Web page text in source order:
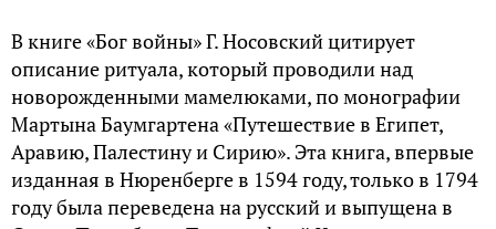
В книге «Бог войны» Г. Носовский цитирует
описание ритуала, который проводили над
новорожденными мамелюками, по монографии
Мартына Баумгартена «Путешествие в Египет,
Аравию, Палестину и Сирию». Эта книга, впервые
изданная в Нюренберге в 1594 году, только в 1794
году была переведена на русский и выпущена в